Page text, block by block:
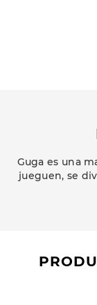
Guga es una
jueguen, se